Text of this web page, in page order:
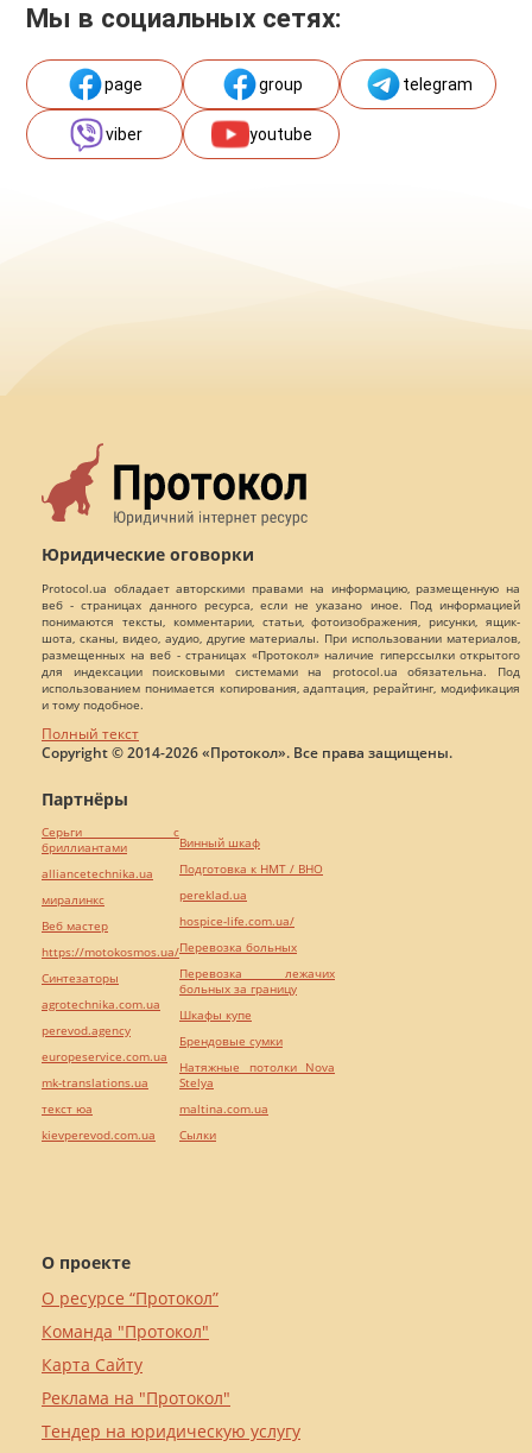
Мы в социальных сетях:
page group telegram
viber youtube
Юридические оговорки
Protocol.ua обладает авторскими правами на информацию, размещенную на
веб - страницах данного ресурса, если не указано иное. Под информацией
понимаются тексты, комментарии, статьи, фотоизображения, рисунки, ящик-
шота, сканы, видео, аудио, другие материалы. При использовании материалов,
размещенных на веб - страницах «Протокол» наличие гиперссылки открытого
для индексации поисковыми системами на protocol.ua обязательна. Под
использованием понимается копирования, адаптация, рерайтинг, модификация
и тому подобное.
Полный текст
Copyright © 2014-2026 «Протокол». Все права защищены.
О проекте
О ресурсе “Протокол”
Команда "Протокол"
Карта Сайту
Реклама на "Протокол"
Тендер на юридическую услугу
Партнёры
Серьги с
бриллиантами
alliancetechnika.ua
миралинкс
Веб мастер
https://motokosmos.ua/
Синтезаторы
agrotechnika.com.ua
perevod.agency
europeservice.com.ua
mk-translations.ua
текст юа
kievperevod.com.ua
Винный шкаф
Подготовка к НМТ / ВНО
pereklad.ua
hospice-life.com.ua/
Перевозка больных
Перевозка лежачих
больных за границу
Шкафы купе
Брендовые сумки
Натяжные потолки Nova
Stelya
maltina.com.ua
Cылки